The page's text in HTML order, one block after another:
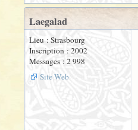
Laegalad
Lieu : Strasbourg
Inscription : 2002
Messages : 2 998
Site Web